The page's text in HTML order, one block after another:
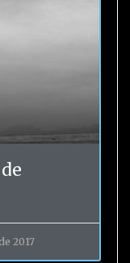
2017